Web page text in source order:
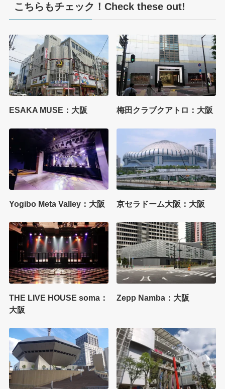
こちらもチェック！Check these out!
ESAKA MUSE：大阪 梅田クラブクアトロ：大阪
Yogibo Meta Valley：大阪 京セラドーム大阪：大阪
THE LIVE HOUSE soma：
大阪
Zepp Namba：大阪